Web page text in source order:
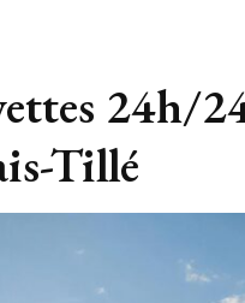
24h/
Tillé